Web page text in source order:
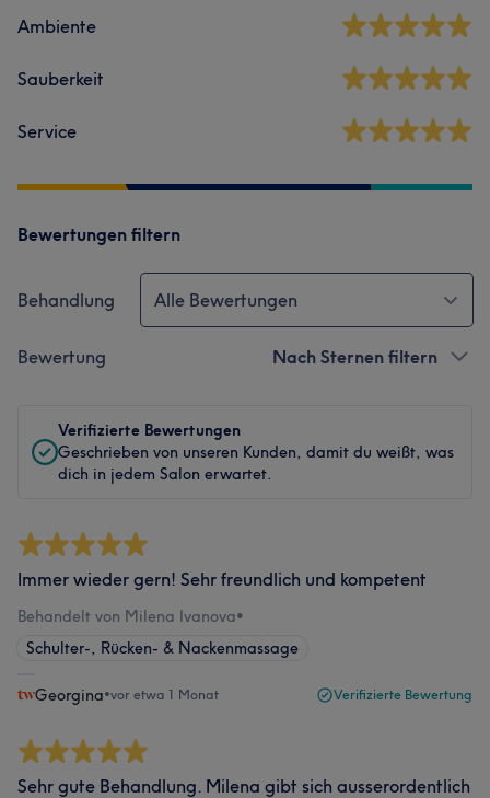
Ambiente
Sauberkeit
Service
Bewertungen filtern
Behandlung Alle Bewertungen
Bewertung Nach Sternen filtern
Verifizierte Bewertungen
Geschrieben von unseren Kunden, damit du weißt, was
dich in jedem Salon erwartet.
Immer wieder gern! Sehr freundlich und kompetent
Behandelt von Milena Ivanova•
Schulter-, Rücken- & Nackenmassage
Georgina•vor etwa 1 Monat Verifizierte Bewertung
Sehr gute Behandlung. Milena gibt sich ausserordentlich